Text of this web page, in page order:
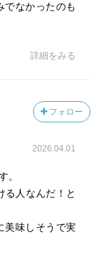
でなかったのも
詳細をみる
フォロー
2026.04.01
。
る人なんだ！と
美味しそうで実